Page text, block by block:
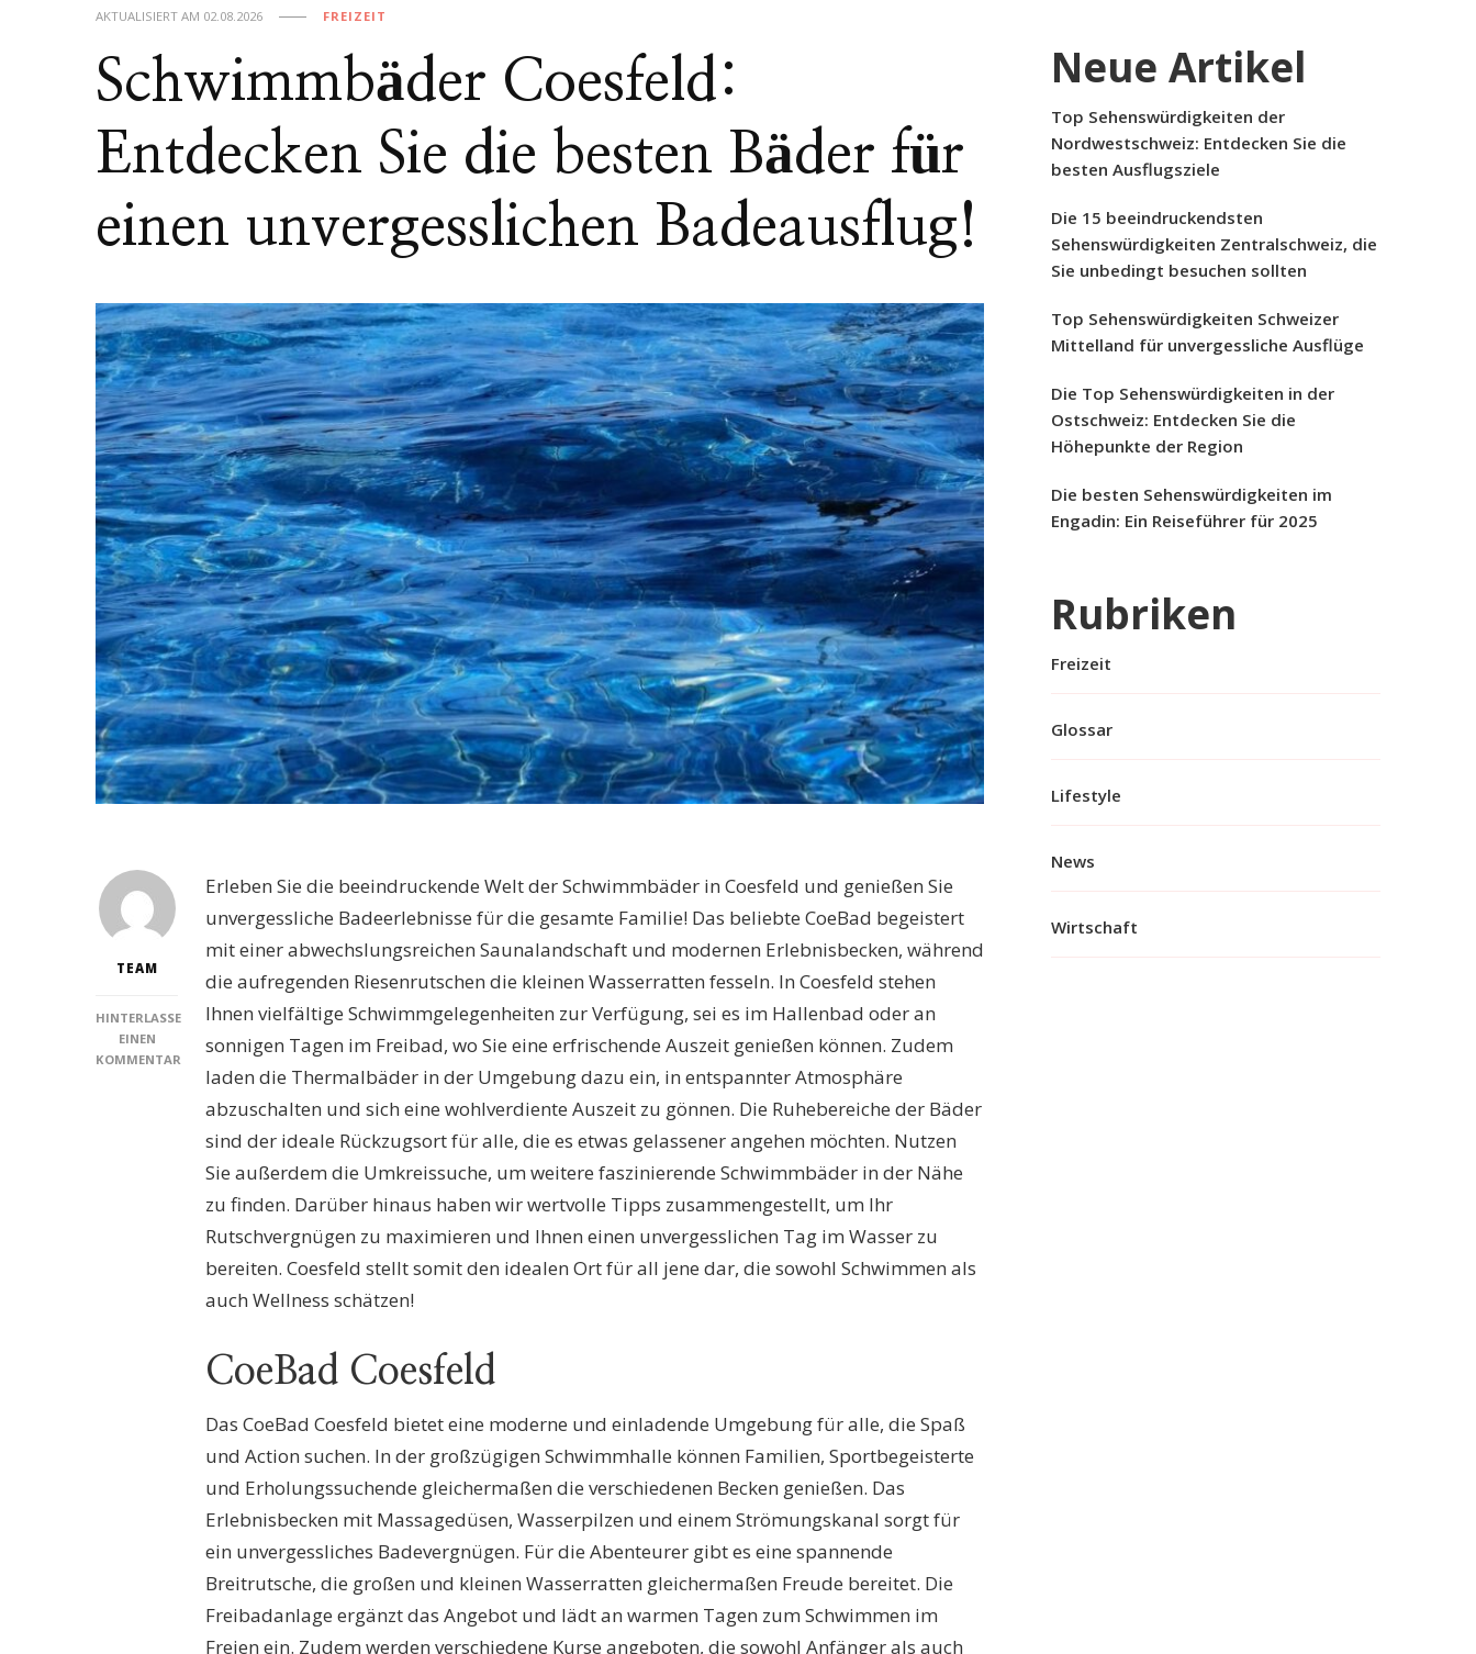
AKTUALISIERT AM 02.08.2026 FREIZEIT
Schwimmbäder Coesfeld:
Entdecken Sie die besten Bäder für
einen unvergesslichen Badeausflug!
TEAM
HINTERLASSE
EINEN
KOMMENTAR
SCHWIMMBÄDER
ENTDECKEN
BADEAUSFLUG!
Erleben Sie die beeindruckende Welt der Schwimmbäder in Coesfeld und genießen Sie
unvergessliche Badeerlebnisse für die gesamte Familie! Das beliebte CoeBad begeistert
mit einer abwechslungsreichen Saunalandschaft und modernen Erlebnisbecken, während
die aufregenden Riesenrutschen die kleinen Wasserratten fesseln. In Coesfeld stehen
Ihnen vielfältige Schwimmgelegenheiten zur Verfügung, sei es im Hallenbad oder an
sonnigen Tagen im Freibad, wo Sie eine erfrischende Auszeit genießen können. Zudem
laden die Thermalbäder in der Umgebung dazu ein, in entspannter Atmosphäre
abzuschalten und sich eine wohlverdiente Auszeit zu gönnen. Die Ruhebereiche der Bäder
sind der ideale Rückzugsort für alle, die es etwas gelassener angehen möchten. Nutzen
Sie außerdem die Umkreissuche, um weitere faszinierende Schwimmbäder in der Nähe
zu finden. Darüber hinaus haben wir wertvolle Tipps zusammengestellt, um Ihr
Rutschvergnügen zu maximieren und Ihnen einen unvergesslichen Tag im Wasser zu
bereiten. Coesfeld stellt somit den idealen Ort für all jene dar, die sowohl Schwimmen als
auch Wellness schätzen!
CoeBad Coesfeld
Das CoeBad Coesfeld bietet eine moderne und einladende Umgebung für alle, die Spaß
und Action suchen. In der großzügigen Schwimmhalle können Familien, Sportbegeisterte
und Erholungssuchende gleichermaßen die verschiedenen Becken genießen. Das
Erlebnisbecken mit Massagedüsen, Wasserpilzen und einem Strömungskanal sorgt für
ein unvergessliches Badevergnügen. Für die Abenteurer gibt es eine spannende
Breitrutsche, die großen und kleinen Wasserratten gleichermaßen Freude bereitet. Die
Freibadanlage ergänzt das Angebot und lädt an warmen Tagen zum Schwimmen im
Freien ein. Zudem werden verschiedene Kurse angeboten, die sowohl Anfänger als auch
Neue Artikel
Top Sehenswürdigkeiten der
Nordwestschweiz: Entdecken Sie die
besten Ausflugsziele
Die 15 beeindruckendsten
Sehenswürdigkeiten Zentralschweiz, die
Sie unbedingt besuchen sollten
Top Sehenswürdigkeiten Schweizer
Mittelland für unvergessliche Ausflüge
Die Top Sehenswürdigkeiten in der
Ostschweiz: Entdecken Sie die
Höhepunkte der Region
Die besten Sehenswürdigkeiten im
Engadin: Ein Reiseführer für 2025
Rubriken
Freizeit
Glossar
Lifestyle
News
Wirtschaft